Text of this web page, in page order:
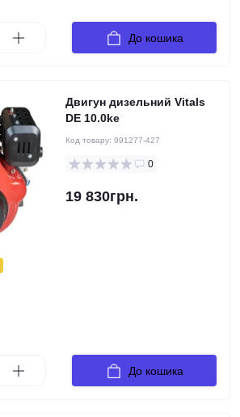
До кошика
Двигун дизельний Vitals
DE 10.0ke
Код товару: 991277-427
0
19 830грн.
До кошика